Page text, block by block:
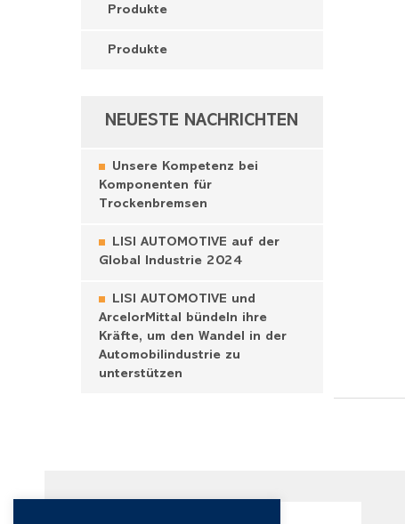
Produkte
Produkte
NEUESTE NACHRICHTEN
Unsere Kompetenz bei
Komponenten für
Trockenbremsen
LISI AUTOMOTIVE auf der
Global Industrie 2024
LISI AUTOMOTIVE und
ArcelorMittal bündeln ihre
Kräfte, um den Wandel in der
Automobilindustrie zu
unterstützen